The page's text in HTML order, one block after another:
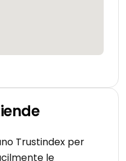
Trustindex per
le